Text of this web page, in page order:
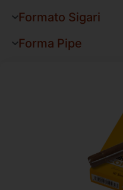
Formato Sigari
Forma Pipe